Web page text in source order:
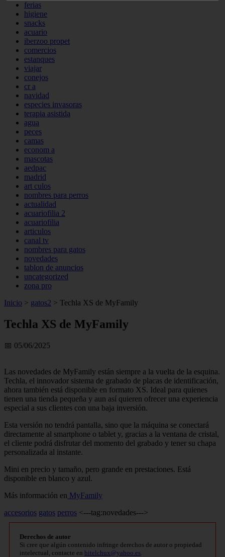
ferias
higiene
snacks
acuario
iberzoo propet
comercios
estanques
viajar
conejos
cr a
navidad
especies invasoras
terapia asistida
agua
peces
camas
econom a
mascotas
aedpac
madrid
art culos
nombres para perros
actualidad
acuariofilia 2
acuariofilia
articulos
canal tv
nombres para gatos
novedades
tablon de anuncios
uncategorized
zona pro
Inicio > gatos2 > Techla XS de MyFamily
Techla XS de MyFamily
📅 05/06/2025
Las novedades de MyFamily están siempre a la vuelta de la esquina.
Techla, el innovador sistema de grabado de placas de identificación,
ahora también está disponible en formato XS. Ideal para quienes
tienen una tienda pequeña y aun así quieren ofrecer una experiencia
especial a sus clientes con una baja inversión.
Esta versión no tendrá pantalla, sino que la máquina se conectará
directamente al smartphone o tablet y, gracias a la ventana de cristal,
el cliente podrá disfrutar del momento del grabado y tener su chapa
personalizada al instante.
Mini en precio y tamaño, pero grande en prestaciones. Está
disponible en blanco y azul.
Más información en MyFamily
accesorios gatos perros <---tag:novedades--->
Derechos de autor
Si cree que algún contenido infringe derechos de autor o propiedad
intelectual, contacte en bitelchux@yahoo.es